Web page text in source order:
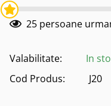
25 persoane
Valabilitate:
In
Cod Produs:
J20